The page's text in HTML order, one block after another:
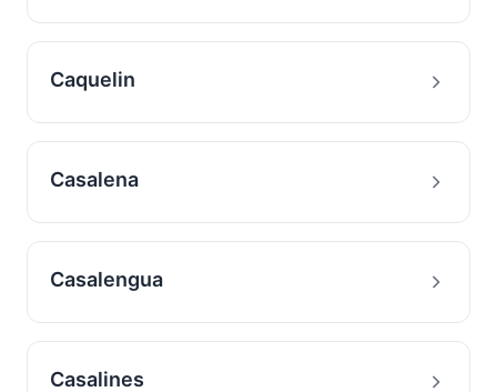
Caquelin
Casalena
Casalengua
Casalines